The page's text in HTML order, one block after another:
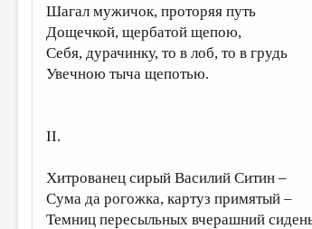
Шагал мужичок, проторяя путь
Дощечкой, щербатой щепою,
Себя, дурачинку, то в лоб, то в грудь
Увечною тыча щепотью.
II.
Хитрованец сирый Василий Ситин –
Сума да рогожка, картуз примятый –
Темниц пересыльных вчерашний